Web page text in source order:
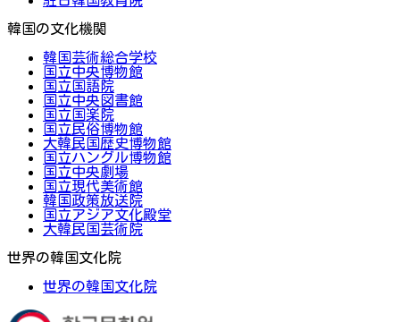
韓国の文化機関
韓国芸術総合学校
国立中央博物館
国立国語院
国立中央図書館
国立国楽院
国立民俗博物館
大韓民国歴史博物館
国立ハングル博物館
国立中央劇場
国立現代美術館
韓国政策放送院
国立アジア文化殿堂
大韓民国芸術院
世界の韓国文化院
世界の韓国文化院